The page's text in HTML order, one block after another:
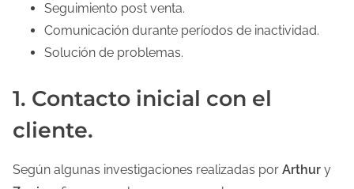
Seguimiento post venta.
Comunicación durante períodos de inactividad.
Solución de problemas.
1. Contacto inicial con el
cliente.
Según algunas investigaciones realizadas por Arthur y